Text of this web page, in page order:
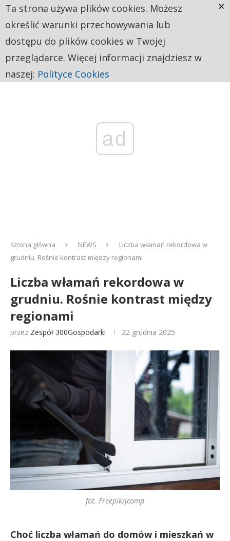
ad
Strona główna NEWS
Liczba włamań rekordowa w
grudniu. Rośnie kontrast między regionami
Liczba włamań rekordowa w
grudniu. Rośnie kontrast między
regionami
przez Zespół 300Gospodarki 22 grudnia 2025
fot. Freepik/jcomp
Choć liczba włamań do domów i mieszkań w
Ta strona używa plików cookies. Możesz
określić warunki przechowywania lub
dostępu do plików cookies w Twojej
przeglądarce. Więcej informacji znajdziesz w
naszej: Polityce Cookies
×